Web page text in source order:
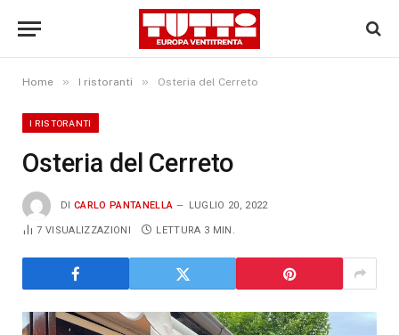
Home » I ristoranti » Osteria del Cerreto
I RISTORANTI
Osteria del Cerreto
DI CARLO PANTANELLA LUGLIO 20, 2022
7VISUALIZZAZIONI LETTURA 3 MIN.